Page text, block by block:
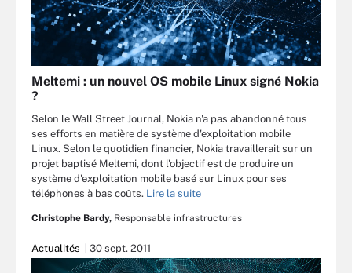
Meltemi : un nouvel OS mobile Linux signé Nokia
?
Selon le Wall Street Journal, Nokia n'a pas abandonné tous
ses efforts en matière de système d'exploitation mobile
Linux. Selon le quotidien financier, Nokia travaillerait sur un
projet baptisé Meltemi, dont l'objectif est de produire un
système d'exploitation mobile basé sur Linux pour ses
téléphones à bas coûts. Lire la suite
Christophe Bardy, Responsable infrastructures
Actualités 30 sept. 2011